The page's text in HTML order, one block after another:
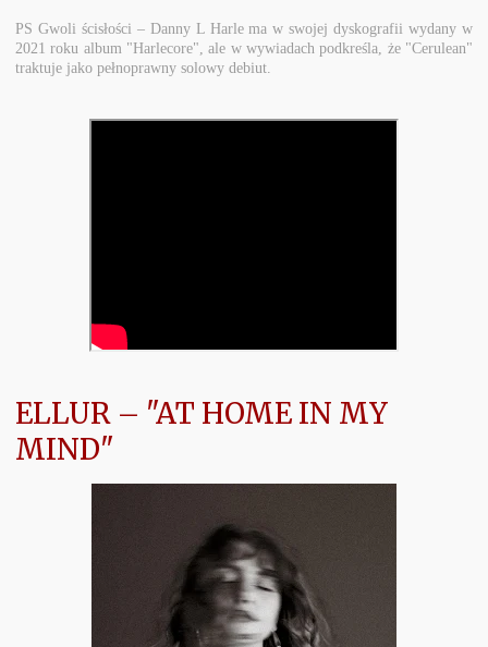
PS Gwoli ścisłości – Danny L Harle ma w swojej dyskografii wydany w
2021 roku album "Harlecore", ale w wywiadach podkreśla, że "Cerulean"
traktuje jako pełnoprawny solowy debiut.
ELLUR – "AT HOME IN MY
MIND"